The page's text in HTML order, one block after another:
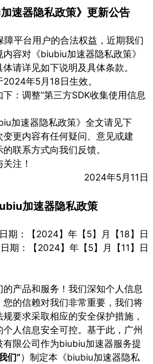
速器隐私政策》更新公告
平台用户的合法权益，近期我们
容对《biubiu加速器隐私政策》
请详见如下说明及具体条款。
年5月18日生效。
：调整“第三方SDK收集使用信息
加速器隐私政策》全文请见下
更内容有任何疑问、意见或建
联系方式向我们反馈。
注！
2024年5月11日
加速器隐私政策
期：【2024】年【5】月【18】日
期：【2024】年【5】月【11】日
产品和服务！我们深知个人信息
您的信赖对我们非常重要，我们将
要求采取相应的安全保护措施，
人信息安全可控。基于此，⼴州
有限公司作为biubiu加速器服务提
们”）制定本《biubiu加速器隐私